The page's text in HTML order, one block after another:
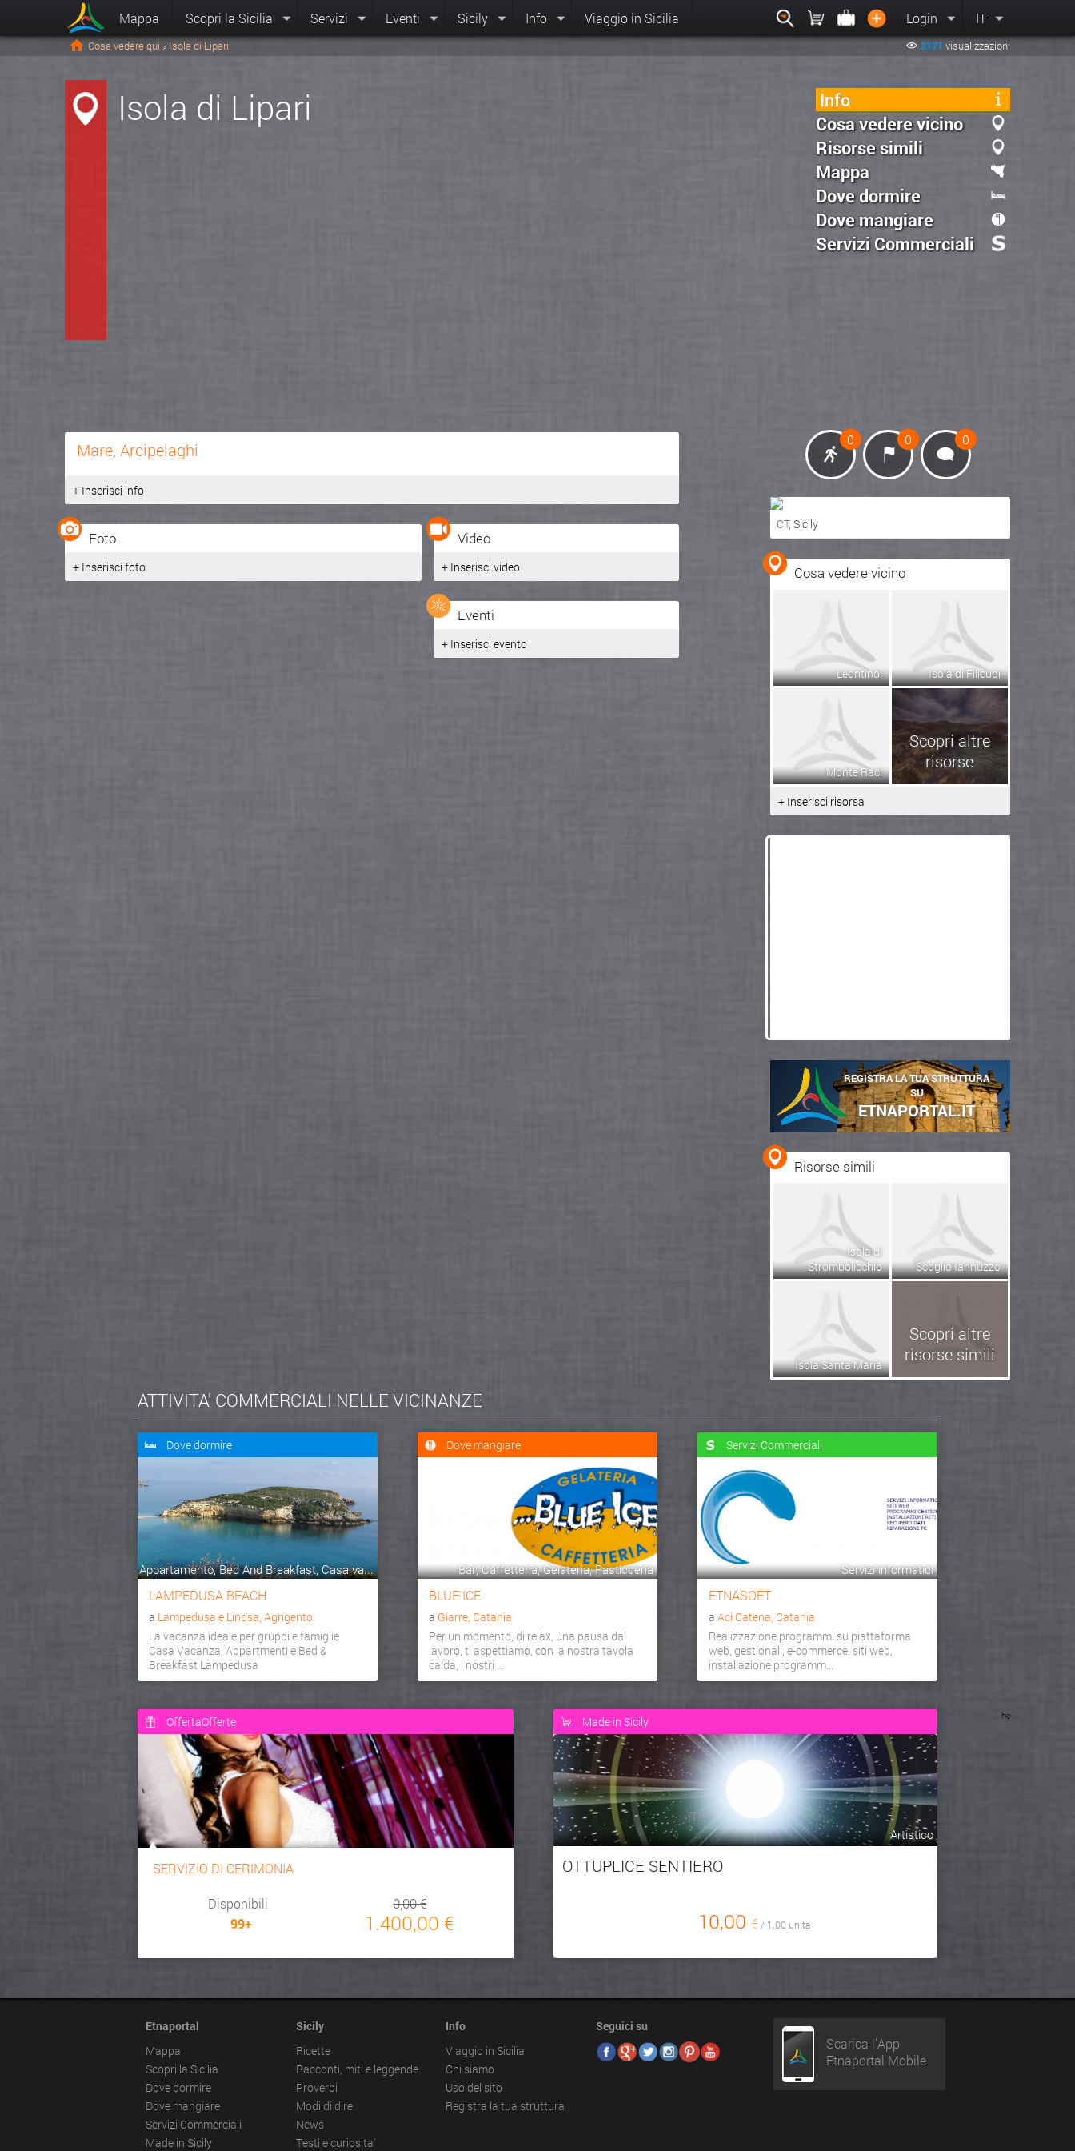
Mappa Scopri la Sicilia Servizi Eventi Sicily Info Viaggio in Sicilia Login IT
Cosa vedere qui > Isola di Lipari 2171 visualizzazioni
Isola di Lipari
Info
Cosa vedere vicino
Risorse simili
Mappa
Dove dormire
Dove mangiare
Servizi Commerciali
Mare, Arcipelaghi
+ Inserisci info
Foto
+ Inserisci foto
Video
+ Inserisci video
Eventi
+ Inserisci evento
0 0 0
Ottieni indicazioni stradali
Visualizza mappa
CT, Sicily
Cosa vedere vicino
Leontinoi Isola di Filicudi
Monte Raci
Scopri altre
risorse
+ Inserisci risorsa
REGISTRA LA TUA STRUTTURA
SU
ETNAPORTAL.IT
Risorse simili
Isola di
Strombolicchio
Scoglio Iannuzzo
Isola Santa Maria
Scopri altre
risorse simili
ATTIVITA' COMMERCIALI NELLE VICINANZE
Dove dormire
Appartamento, Bed And Breakfast, Casa va...
LAMPEDUSA BEACH
a Lampedusa e Linosa, Agrigento
La vacanza ideale per gruppi e famiglie
Casa Vacanza, Appartmenti e Bed &
Breakfast Lampedusa
Dove mangiare
Bar, Caffetteria, Gelateria, Pasticceria
BLUE ICE
a Giarre, Catania
Per un momento, di relax, una pausa dal
lavoro, ti aspettiamo, con la nostra tavola
calda, i nostri ...
Servizi Commerciali
Servizi informatici
ETNASOFT
a Aci Catena, Catania
Realizzazione programmi su piattaforma
web, gestionali, e-commerce, siti web,
installazione programm...
OffertaOfferte
SERVIZIO DI CERIMONIA
Disponibili
99+
0,00 €
1.400,00 €
Made in Sicily
Artistico
OTTUPLICE SENTIERO
10,00 € / 1.00 unita
Etnaportal
Mappa
Scopri la Sicilia
Dove dormire
Dove mangiare
Servizi Commerciali
Made in Sicily
Sicily
Ricette
Racconti, miti e leggende
Proverbi
Modi di dire
News
Testi e curiosita'
Info
Viaggio in Sicilia
Chi siamo
Uso del sito
Registra la tua struttura
Seguici su
Scarica l'App
Etnaportal Mobile
he